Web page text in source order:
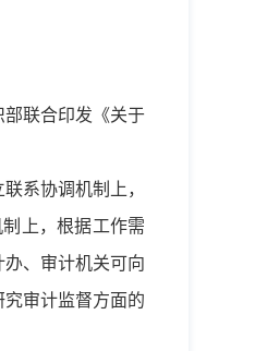
联合印发《关于
系协调机制上，
上，根据工作需
、审计机关可向
审计监督方面的